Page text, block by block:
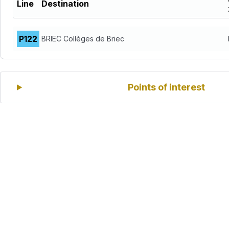
Line Destination
Line
P122
DestinationBRIEC Collèges de Briec
Points of interest